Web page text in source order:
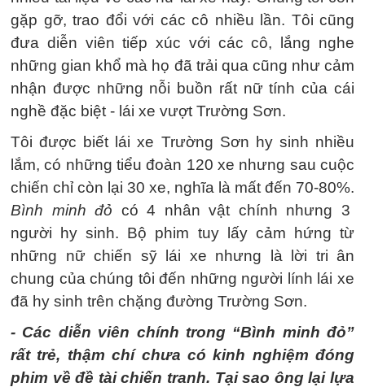
gặp gỡ, trao đổi với các cô nhiều lần. Tôi cũng
đưa diễn viên tiếp xúc với các cô, lắng nghe
những gian khổ mà họ đã trải qua cũng như cảm
nhận được những nỗi buồn rất nữ tính của cái
nghề đặc biệt - lái xe vượt Trường Sơn.
Tôi được biết lái xe Trường Sơn hy sinh nhiều
lắm, có những tiểu đoàn 120 xe nhưng sau cuộc
chiến chỉ còn lại 30 xe, nghĩa là mất đến 70-80%.
Bình minh đỏ có 4 nhân vật chính nhưng 3
người hy sinh. Bộ phim tuy lấy cảm hứng từ
những nữ chiến sỹ lái xe nhưng là lời tri ân
chung của chúng tôi đến những người lính lái xe
đã hy sinh trên chặng đường Trường Sơn.
- Các diễn viên chính trong “Bình minh đỏ”
rất trẻ, thậm chí chưa có kinh nghiệm đóng
phim về đề tài chiến tranh. Tại sao ông lại lựa